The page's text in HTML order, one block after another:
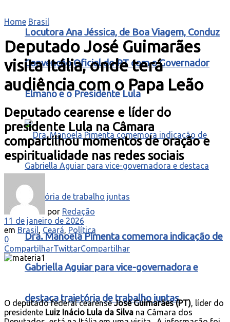
Locutora Ana Jéssica, de Boa Viagem, Conduz
Convenção Oficial do PT com o Governador
Elmano e o Presidente Lula
Dra. Manoela Pimenta comemora indicação de
Gabriella Aguiar para vice-governadora e
destaca trajetória de trabalho juntas
Home Brasil
Deputado José Guimarães
visita Itália, onde terá
audiência com o Papa Leão
Deputado cearense e líder do
presidente Lula na Câmara
compartilhou momentos de oração e
espiritualidade nas redes sociais
por Redação
11 de janeiro de 2026
em Brasil, Ceará, Política
0
CompartilharTwittarCompartilhar
O deputado federal cearenseJosé Guimarães (PT), líder do
presidente Luiz Inácio Lula da Silva na Câmara dos